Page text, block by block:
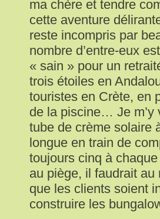
ma chère et tendre
cette aventure
reste incompris par
nombre d’entre-eux
« sain » pour un
trois étoiles en
touristes en Crète, en
de la piscine… Je m’y
tube de crème solaire
longue en train de
toujours cinq à
au piège, il faudrait au
que les clients soient
construire les